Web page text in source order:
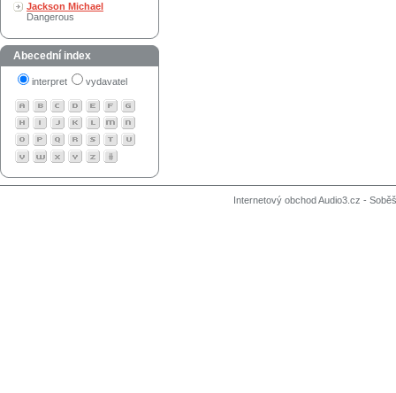
Jackson Michael
Dangerous
Abecední index
interpret vydavatel
Internetový obchod Audio3.cz -